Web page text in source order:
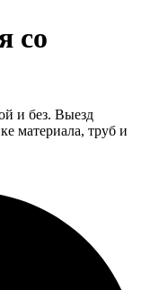
со
и без. Выезд
материала, труб и